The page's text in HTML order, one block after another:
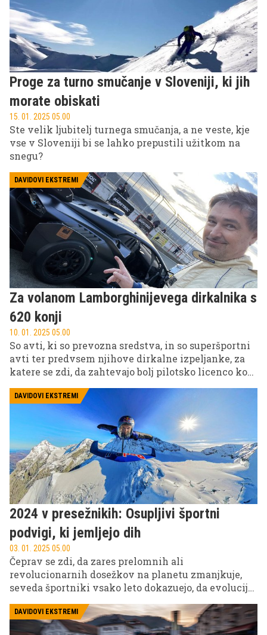
Proge za turno smučanje v Sloveniji, ki jih
morate obiskati
15. 01. 2025 05.00
Ste velik ljubitelj turnega smučanja, a ne veste, kje
vse v Sloveniji bi se lahko prepustili užitkom na
snegu?
DAVIDOVI EKSTREMI
Za volanom Lamborghinijevega dirkalnika s
620 konji
10. 01. 2025 05.00
So avti, ki so prevozna sredstva, in so superšportni
avti ter predvsem njihove dirkalne izpeljanke, za
katere se zdi, da zahtevajo bolj pilotsko licenco kot
Huracan Super Trofeo Evo2. Dirkalni superšportnik
izumirajoče V10 zasnove, ki že na prvi pogled
sporoča: Jaz sem hitrost. Ko sedeš vanj, pa se zaveš,
da je utelešenje vozniških in dirkaških sanj.
DAVIDOVI EKSTREMI
2024 v presežnikih: Osupljivi športni
podvigi, ki jemljejo dih
03. 01. 2025 05.00
Čeprav se zdi, da zares prelomnih ali
revolucionarnih dosežkov na planetu zmanjkuje,
seveda športniki vsako leto dokazuejo, da evolucija
šli dlje, višje, globje in hitreje. Padel je še zadnji
nepresmučan osemtisočak – Kangčendzenga, na
DAVIDOVI EKSTREMI